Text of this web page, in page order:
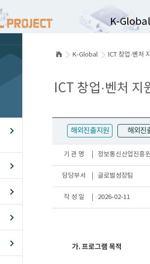
K-Global
멘토링
디지털자원
스케일업
해외진출
K-Global ICT 창업·벤처
ICT 창업·벤처 지
해외진출지원 해외진
기 관 명 정보통신산업진흥
담당부서 글로벌성장팀
작 성 일 2026-02-11
가. 프로그램 목적